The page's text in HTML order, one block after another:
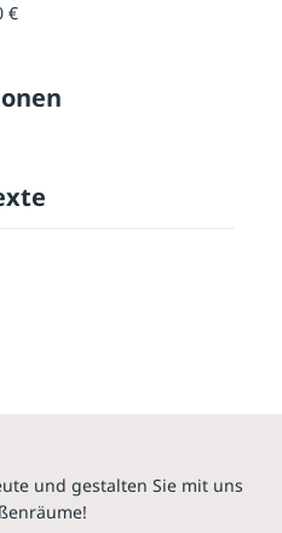
€
und gestalten Sie mit uns